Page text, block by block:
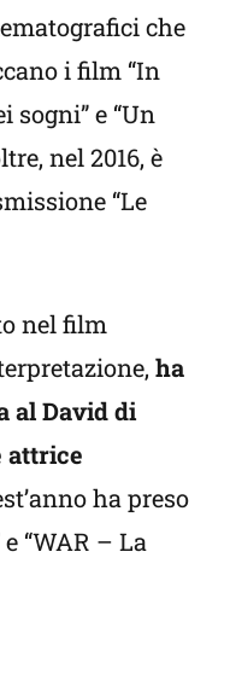
che
i film “In
sogni” e “Un
nel 2016, è
“Le
nel film
ha
al David di
attrice
ha preso
“WAR – La